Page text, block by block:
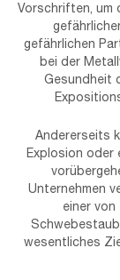
Vorschriften, um
gefährlichen
bei der
Gesundheit
Andererseits
Explosion oder
Unternehmen
einer
wesentliches